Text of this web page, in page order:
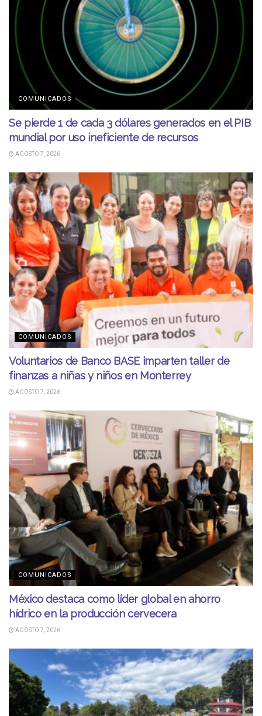
COMUNICADOS
Se pierde 1 de cada 3 dólares generados en el PIB
mundial por uso ineficiente de recursos
AGOSTO 7, 2026
COMUNICADOS
Voluntarios de Banco BASE imparten taller de
finanzas a niñas y niños en Monterrey
AGOSTO 7, 2026
COMUNICADOS
México destaca como líder global en ahorro
hídrico en la producción cervecera
AGOSTO 7, 2026